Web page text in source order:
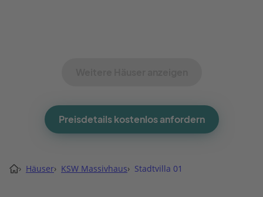
Preisdetails kostenlos anfordern
› Häuser› KSW Massivhaus› Stadtvilla 01